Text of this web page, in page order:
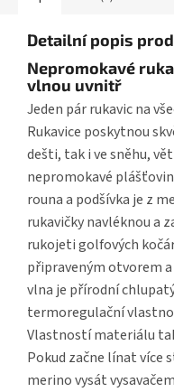
Detailní popis
Nepromokavé
vlnou uvnitř
Jeden pár rukavic na
Rukavice poskytnou
dešti, tak i ve sněhu,
nepromokavé
rouna a podšívka je z
rukavičky navléknou a
rukojeti golfových
připraveným otvorem
vlna je přírodní
termoregulační
Vlastností materiálu
Pokud začne línat více
merino vysát